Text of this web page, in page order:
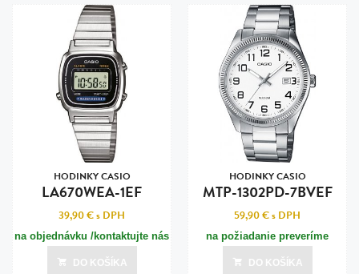
HODINKY CASIO
LA670WEA-1EF
39,90 €s DPH
na objednávku /kontaktujte nás
pre termín dodania/
DO KOŠÍKA
HODINKY CASIO
MTP-1302PD-7BVEF
59,90 €s DPH
na požiadanie preveríme
DO KOŠÍKA